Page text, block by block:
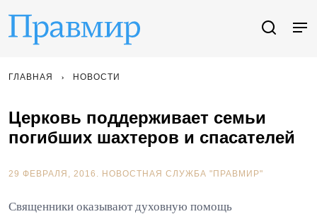
ГЛАВНАЯ НОВОСТИ
Церковь поддерживает семьи
погибших шахтеров и спасателей
29 ФЕВРАЛЯ, 2016. НОВОСТНАЯ СЛУЖБА "ПРАВМИР"
Священники оказывают духовную помощь